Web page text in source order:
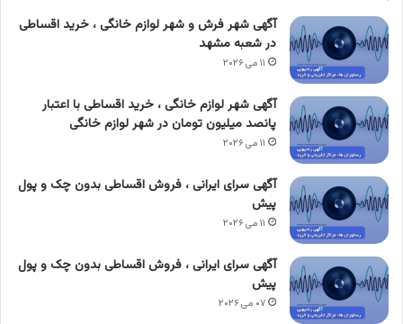
آگهی شهر فرش و شهر لوازم خانگی ، خرید اقساطی
در شعبه مشهد
۱۱ می ۲۰۲۶
آگهی شهر لوازم خانگی ، خرید اقساطی با اعتبار
پانصد میلیون تومان در شهر لوازم خانگی
۱۱ می ۲۰۲۶
آگهی سرای ایرانی ، فروش اقساطی بدون چک و پول
پیش
۱۱ می ۲۰۲۶
آگهی سرای ایرانی ، فروش اقساطی بدون چک و پول
پیش
۰۷ می ۲۰۲۶